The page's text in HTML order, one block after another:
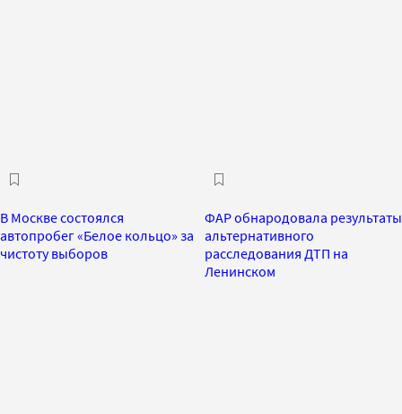
В Москве состоялся
автопробег «Белое кольцо» за
чистоту выборов
ФАР обнародовала результаты
альтернативного
расследования ДТП на
Ленинском